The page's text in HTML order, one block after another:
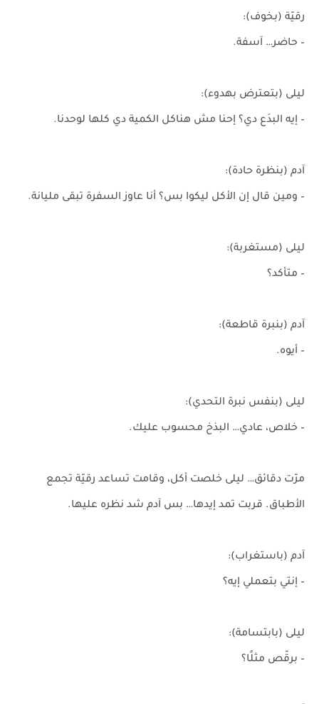
رقيّة (بخوف):
– حاضر… آسفة.
ليلى (بتعترض بهدوء):
– إيه البدَع دي؟ إحنا مش هناكل الكمية دي كلها لوحدنا.
آدم (بنظرة حادة):
– ومين قال إن الأكل ليكوا بس؟ أنا عاوز السفرة تبقى مليانة.
ليلى (مستغربة):
– متأكد؟
آدم (بنبرة قاطعة):
– أيوه.
ليلى (بنفس نبرة التحدي):
– خلاص، عادي… البذخ محسوب عليك.
مرّت دقائق… ليلى خلصت أكل، وقامت تساعد رقيّة تجمع
الأطباق. قربت تمد إيدها… بس آدم شد نظره عليها.
آدم (باستغراب):
– إنتي بتعملي إيه؟
ليلى (بابتسامة):
– برقّص مثلًا؟